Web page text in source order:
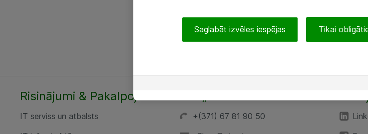
Risinājumi & Pakalpojumi
IT serviss un atbalsts
+(371) 67 81 90 50
Saglabāt izvēles iespējas Tikai